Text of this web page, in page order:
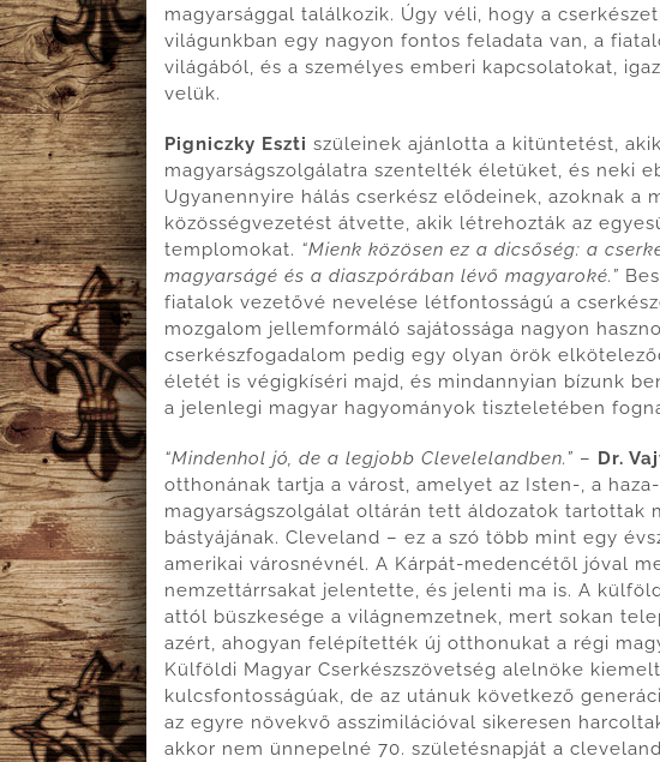
magyarsággal találkozik. Úgy véli, hogy a
világunkban egy nagyon fontos feladata van, a
világából, és a személyes emberi kapcsolatokat,
velük.
Pigniczky Eszti szüleinek ajánlotta a kitüntetést,
magyarságszolgálatra szentelték életüket, és neki
Ugyanennyire hálás cserkész elődeinek, azoknak a
közösségvezetést átvette, akik létrehozták az
templomokat. “Mienk közösen ez a dicsőség: a
magyarságé és a diaszpórában lévő magyaroké.”
fiatalok vezetővé nevelése létfontosságú a
mozgalom jellemformáló sajátossága nagyon
cserkészfogadalom pedig egy olyan örök
életét is végigkíséri majd, és mindannyian bízunk
a jelenlegi magyar hagyományok tiszteletében
“Mindenhol jó, de a legjobb Clevelelandben.” – Dr.
otthonának tartja a várost, amelyet az Isten-, a
magyarságszolgálat oltárán tett áldozatok tartottak
bástyájának. Cleveland – ez a szó több mint egy
amerikai városnévnél. A Kárpát-medencétől jóval
nemzettárrsakat jelentette, és jelenti ma is. A
attól büszkesége a világnemzetnek, mert sokan
azért, ahogyan felépítették új otthonukat a régi
Külföldi Magyar Cserkészszövetség alelnöke
kulcsfontosságúak, de az utánuk következő
az egyre növekvő asszimilációval sikeresen
akkor nem ünnepelné 70. születésnapját a